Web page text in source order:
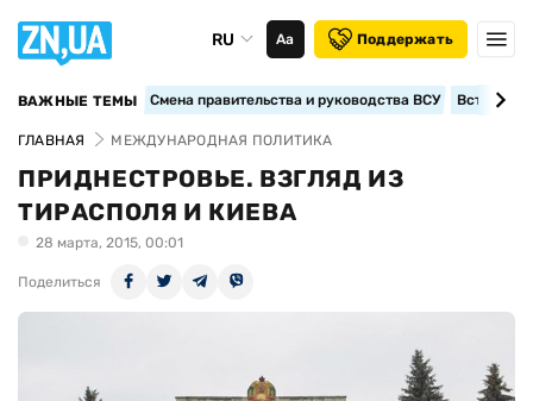
RU Аа Поддержать
ВАЖНЫЕ ТЕМЫ Смена правительства и руководства ВСУ
ГЛАВНАЯ МЕЖДУНАРОДНАЯ ПОЛИТИКА
ПРИДНЕСТРОВЬЕ. ВЗГЛЯД ИЗ
ТИРАСПОЛЯ И КИЕВА
28 марта, 2015, 00:01
Поделиться